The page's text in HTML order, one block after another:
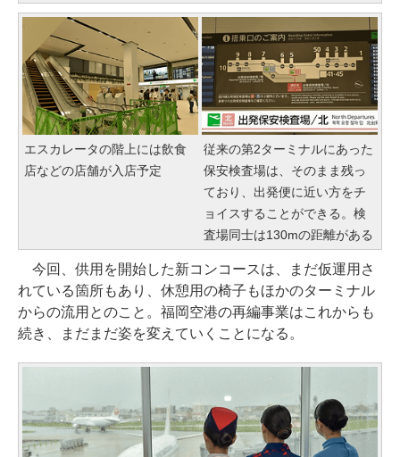
エスカレータの階上には飲食
店などの店舗が入店予定
従来の第2ターミナルにあった
保安検査場は、そのまま残っ
ており、出発便に近い方をチ
ョイスすることができる。検
査場同士は130mの距離がある
今回、供用を開始した新コンコースは、まだ仮運用さ
れている箇所もあり、休憩用の椅子もほかのターミナル
からの流用とのこと。福岡空港の再編事業はこれからも
続き、まだまだ姿を変えていくことになる。